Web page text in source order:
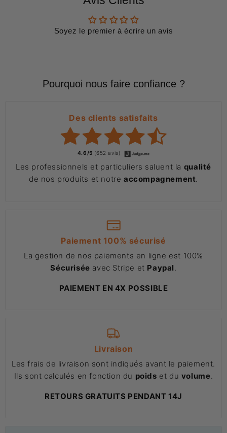
Soyez le premier à écrire un avis
Pourquoi nous faire confiance ?
Des clients satisfaits
4.6/5 (652 avis)
Les professionnels et particuliers saluent la qualité
de nos produits et notre accompagnement
Paiement 100% sécurisé
La gestion de nos paiements en ligne est 100%
Sécurisée avec Stripe et Paypal
PAIEMENT EN 4X POSSIBLE
Livraison
Les frais de livraison sont indiqués avant le paiement.
Ils sont calculés en fonction du poids et du volume
RETOURS GRATUITS PENDANT 14J